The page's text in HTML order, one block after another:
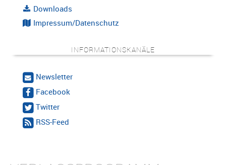
Downloads
Impressum/Datenschutz
INFORMATIONSKANÄLE
Newsletter
Facebook
Twitter
RSS-Feed